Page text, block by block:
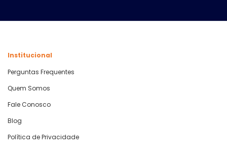
Institucional
Perguntas Frequentes
Quem Somos
Fale Conosco
Blog
Política de Privacidade